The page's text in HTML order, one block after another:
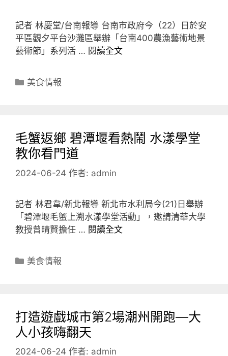
記者 林慶堂/台南報導 台南市政府今（22）日於安
平區觀夕平台沙灘區舉辦「台南400農漁藝術地景
藝術節」系列活 … 閱讀全文
分
美食情報
毛蟹返鄉 碧潭堰看熱鬧 水漾學堂
教你看門道
2024-06-24 作者: admin
記者 林君韋/新北報導 新北市水利局今(21)日舉辦
「碧潭堰毛蟹上溯水漾學堂活動」，邀請清華大學
教授曾晴賢擔任 … 閱讀全文
分
美食情報
打造遊戲城市第2場潮州開跑—大
人小孩嗨翻天
2024-06-24 作者: admin